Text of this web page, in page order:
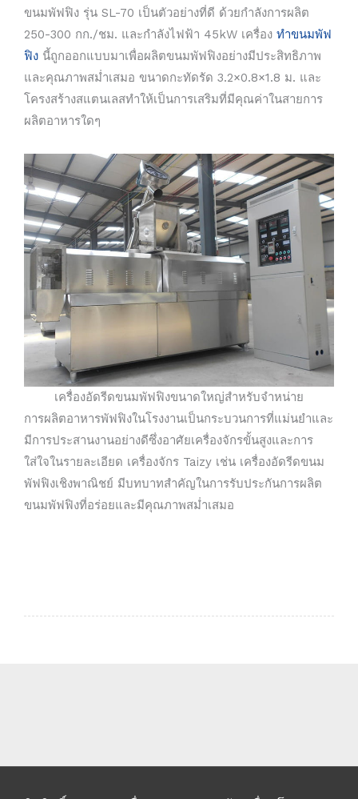
ขนมพัฟฟิง รุ่น SL-70 เป็นตัวอย่างที่ดี ด้วยกำลังการผลิต
250-300 กก./ชม. และกำลังไฟฟ้า 45kW เครื่อง ทำขนมพัฟ
ฟิง นี้ถูกออกแบบมาเพื่อผลิตขนมพัฟฟิงอย่างมีประสิทธิภาพ
และคุณภาพสม่ำเสมอ ขนาดกะทัดรัด 3.2×0.8×1.8 ม. และ
โครงสร้างสแตนเลสทำให้เป็นการเสริมที่มีคุณค่าในสายการ
ผลิตอาหารใดๆ
เครื่องอัดรีดขนมพัฟฟิงขนาดใหญ่สำหรับจำหน่าย
การผลิตอาหารพัฟฟิงในโรงงานเป็นกระบวนการที่แม่นยำและ
มีการประสานงานอย่างดีซึ่งอาศัยเครื่องจักรขั้นสูงและการ
ใส่ใจในรายละเอียด เครื่องจักร Taizy เช่น เครื่องอัดรีดขนม
พัฟฟิงเชิงพาณิชย์ มีบทบาทสำคัญในการรับประกันการผลิต
ขนมพัฟฟิงที่อร่อยและมีคุณภาพสม่ำเสมอ